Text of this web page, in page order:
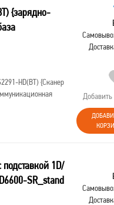
{зарядно-
HD(BT) {Сканер
1D/
SR_stand